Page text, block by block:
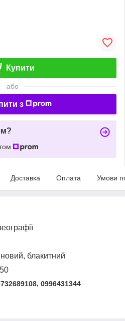
Купити
або
з
Доставка Оплата Умови
блакитний
0996431344